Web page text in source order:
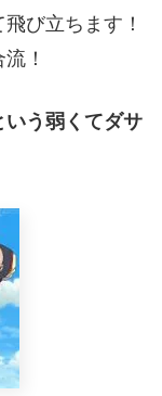
び立ちます！
！
う弱くてダサ